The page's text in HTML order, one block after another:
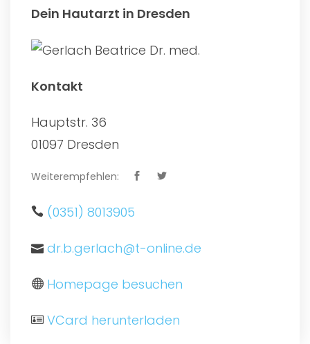
Dein Hautarzt in Dresden
Kontakt
Hauptstr. 36
01097 Dresden
Weiterempfehlen:
(0351) 8013905
dr.b.gerlach@t-online.de
Homepage besuchen
VCard herunterladen